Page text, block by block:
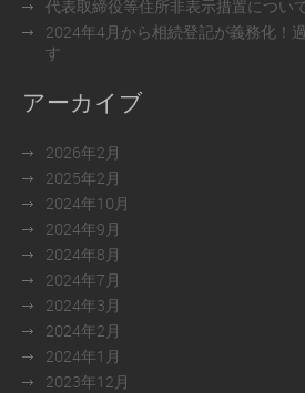
代表取締役等住所非表示措置につい
2024年4月から相続登記が義務化！
す
アーカイブ
2026年2月
2025年2月
2024年10月
2024年9月
2024年8月
2024年7月
2024年3月
2024年2月
2024年1月
2023年12月